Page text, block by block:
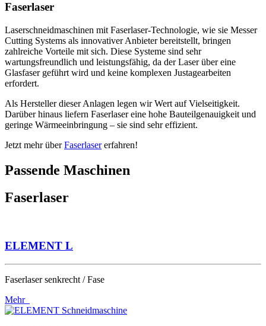
Faserlaser
Laserschneidmaschinen mit Faserlaser-Technologie, wie sie Messer
Cutting Systems als innovativer Anbieter bereitstellt, bringen
zahlreiche Vorteile mit sich. Diese Systeme sind sehr
wartungsfreundlich und leistungsfähig, da der Laser über eine
Glasfaser geführt wird und keine komplexen Justagearbeiten
erfordert.
Als Hersteller dieser Anlagen legen wir Wert auf Vielseitigkeit.
Darüber hinaus liefern Faserlaser eine hohe Bauteilgenauigkeit und
geringe Wärmeeinbringung – sie sind sehr effizient.
Jetzt mehr überFaserlasererfahren!
Passende Maschinen
Faserlaser
ELEMENT L
Faserlaser senkrecht / Fase
Mehr